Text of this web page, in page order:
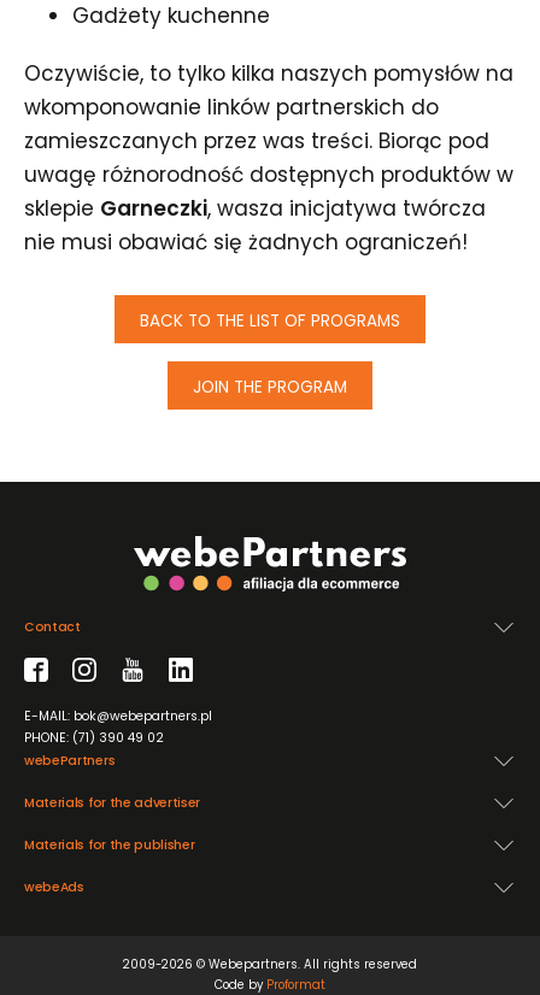
Gadżety kuchenne
Oczywiście, to tylko kilka naszych pomysłów na
wkomponowanie linków partnerskich do
zamieszczanych przez was treści. Biorąc pod
uwagę różnorodność dostępnych produktów w
sklepie Garneczki, wasza inicjatywa twórcza
nie musi obawiać się żadnych ograniczeń!
BACK TO THE LIST OF PROGRAMS
JOIN THE PROGRAM
webePartners
Materials for the advertiser
Materials for the publisher
webeAds
Contact
E-MAIL: bok@webepartners.pl
PHONE: (71) 390 49 02
2009-2026 © Webepartners. All rights reserved
Code by Proformat